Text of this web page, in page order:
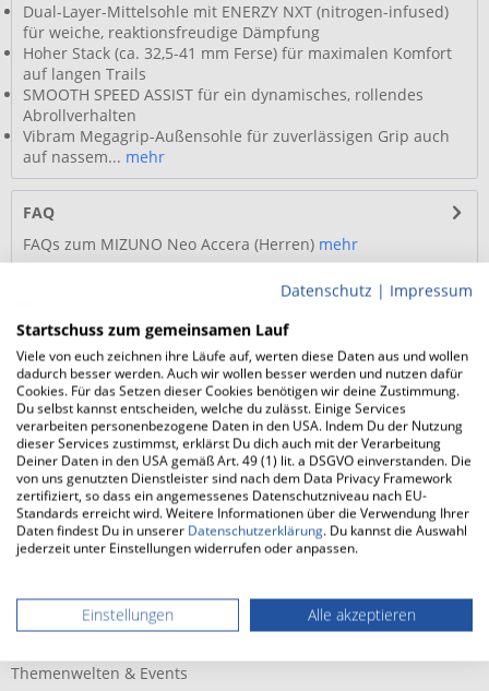
Dual-Layer-Mittelsohle mit ENERZY NXT (nitrogen-infused)
für weiche, reaktionsfreudige Dämpfung
Hoher Stack (ca. 32,5-41 mm Ferse) für maximalen Komfort
auf langen Trails
SMOOTH SPEED ASSIST für ein dynamisches, rollendes
Abrollverhalten
Vibram Megagrip-Außensohle für zuverlässigen Grip auch
auf nassem... mehr
FAQ
FAQs zum MIZUNO Neo Accera (Herren) mehr
Service Hotline Onlineshop
Shop Service
Informationen
Facebook
Instagram
Laufschuhberater
Themenwelten & Events
Datenschutz | Impressum
Startschuss zum gemeinsamen Lauf
Viele von euch zeichnen ihre Läufe auf, werten diese Daten aus und wollen
dadurch besser werden. Auch wir wollen besser werden und nutzen dafür
Cookies. Für das Setzen dieser Cookies benötigen wir deine Zustimmung.
Du selbst kannst entscheiden, welche du zulässt. Einige Services
verarbeiten personenbezogene Daten in den USA. Indem Du der Nutzung
dieser Services zustimmst, erklärst Du dich auch mit der Verarbeitung
Deiner Daten in den USA gemäß Art. 49 (1) lit. a DSGVO einverstanden. Die
von uns genutzten Dienstleister sind nach dem Data Privacy Framework
zertifiziert, so dass ein angemessenes Datenschutzniveau nach EU-
Standards erreicht wird. Weitere Informationen über die Verwendung Ihrer
Daten findest Du in unserer Datenschutzerklärung. Du kannst die Auswahl
jederzeit unter Einstellungen widerrufen oder anpassen.
Einstellungen Alle akzeptieren